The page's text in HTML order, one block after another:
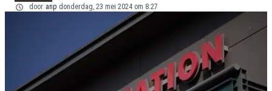
door anp donderdag, 23 mei 2024 om 8:27